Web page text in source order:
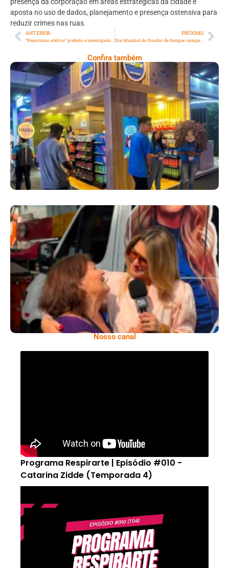
presença da corporação em áreas estratégicas da cidade e
aposta no uso de dados, planejamento e presença ostensiva para
reduzir crimes nas ruas.
ANTERIOR
“Nepotismo afetivo” prefeito e investigado por nomeação de amante para cargo publico
PRÓXIMO
Dia Mundial do Doador de Sangue: campanha convoca população para marcar um golaço pela vida
Confira também
Cencosud Promove Inovação No Brasil
Com A Participação Do Prezunic No Rio
Innovation Week 2026
​Segurança Pública Lidera Queixas De
Moradores Do Rio Em Escuta Promovida Por
Antônia Fontenelle
Nosso canal
Programa Respirarte | Episódio #010 -
Catarina Zidde (Temporada 4)